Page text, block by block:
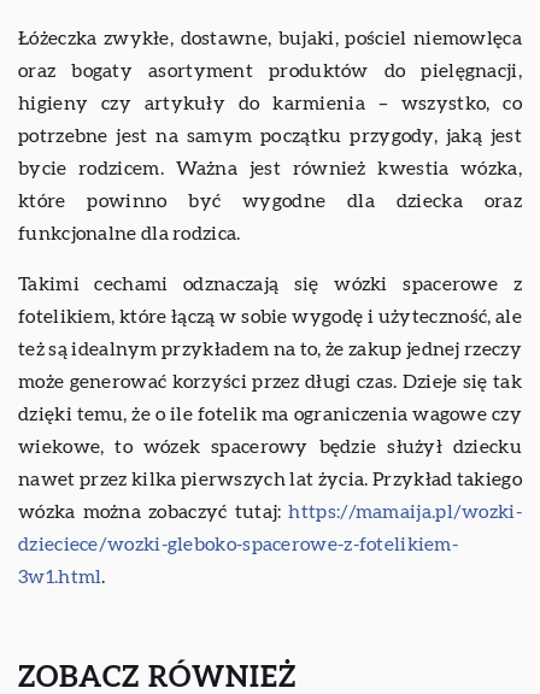
Łóżeczka zwykłe, dostawne, bujaki, pościel niemowlęca
oraz bogaty asortyment produktów do pielęgnacji,
higieny czy artykuły do karmienia – wszystko, co
potrzebne jest na samym początku przygody, jaką jest
bycie rodzicem. Ważna jest również kwestia wózka,
które powinno być wygodne dla dziecka oraz
funkcjonalne dla rodzica.
Takimi cechami odznaczają się wózki spacerowe z
fotelikiem, które łączą w sobie wygodę i użyteczność, ale
też są idealnym przykładem na to, że zakup jednej rzeczy
może generować korzyści przez długi czas. Dzieje się tak
dzięki temu, że o ile fotelik ma ograniczenia wagowe czy
wiekowe, to wózek spacerowy będzie służył dziecku
nawet przez kilka pierwszych lat życia. Przykład takiego
wózka można zobaczyć tutaj:https://mamaija.pl/wozki-
dzieciece/wozki-gleboko-spacerowe-z-fotelikiem-
3w1.html.
ZOBACZ RÓWNIEŻ